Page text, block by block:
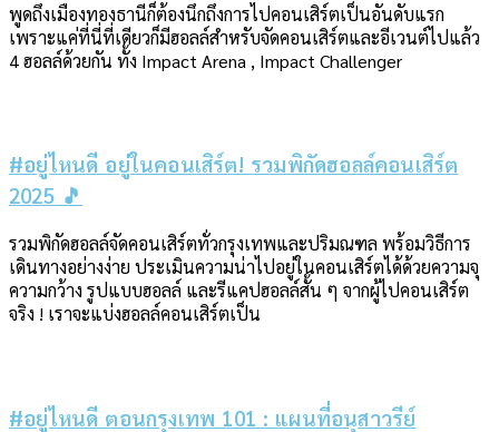
พูดถึงเมืองทองธานีก็ต้องนึกถึงการไปคอนเสิร์ตเป็นอันดับแรก
เพราะแค่ที่นี่ที่เดียวก็มีฮอลล์สำหรับจัดคอนเสิร์ตและอีเวนต์ไปแล้ว
4 ฮอลล์ด้วยกัน ทั้ง Impact Arena , Impact Challenger
#อยู่ไหนดี อยู่ในคอนเสิร์ต! รวมพิกัดฮอลล์คอนเสิร์ต
2025 🎵
รวมพิกัดฮอลล์จัดคอนเสิร์ตทั่วกรุงเทพและปริมณฑล พร้อมวิธีการ
เดินทางอย่างง่าย ประเมินความน่าไปอยู่ในคอนเสิร์ตได้ด้วยความจุ
ความกว้าง รูปแบบฮอลล์ และรีแคปฮอลล์สั้น ๆ จากผู้ไปคอนเสิร์ต
จริง ! เราจะแบ่งฮอลล์คอนเสิร์ตเป็น
#อยู่ไหนดี ตอนกรุงเทพ 101 : แผนที่อนุสาวรีย์